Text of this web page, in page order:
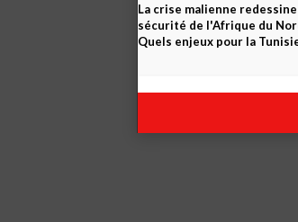
La crise malienne
sécurité de l'Afrique du
Quels enjeux pour la